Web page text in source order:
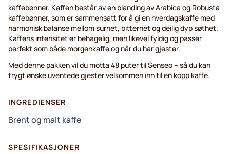
kaffebønner. Kaffen består av en blanding av Arabica og Robusta
kaffebønner, som er sammensatt for å gi en hverdagskaffe med
harmonisk balanse mellom surhet, bitterhet og deilig dyp søthet.
Kaffens intensitet er behagelig, men likevel fyldig og passer
perfekt som både morgenkaffe og når du har gjester.
Med denne pakken vil du motta 48 puter til Senseo – så du kan
trygt ønske uventede gjester velkommen inn til en kopp kaffe.
INGREDIENSER
Brent og malt kaffe
SPESIFIKASJONER